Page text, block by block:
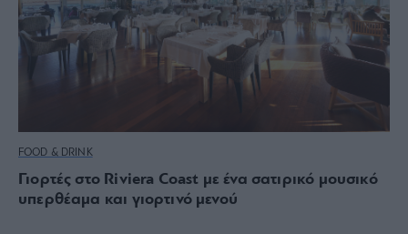
FOOD & DRINK
Γιορτές στο Riviera Coast με ένα σατιρικό μουσικό
υπερθέαμα και γιορτινό μενού